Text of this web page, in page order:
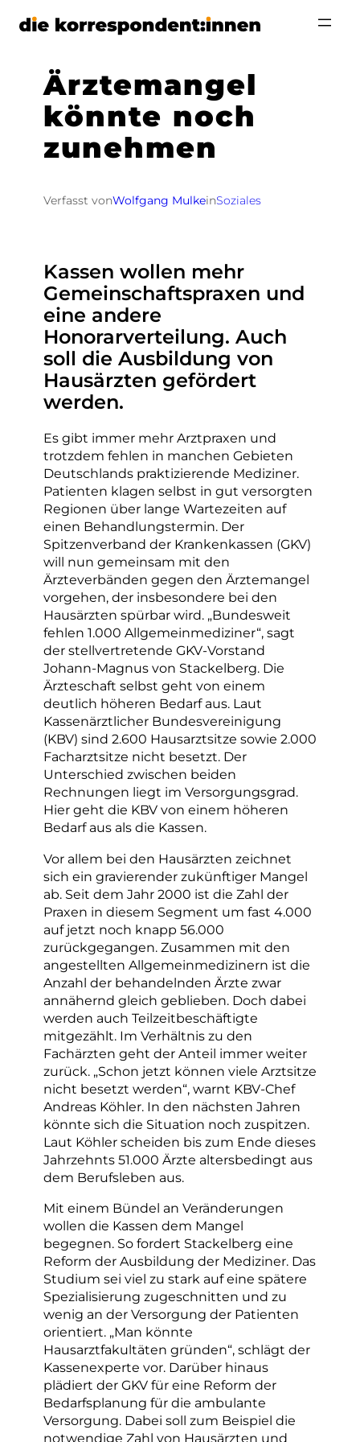
Zum
springenÄrztemangel
könnte noch
zunehmen
Verfasst vonWolfgang MulkeinSoziales
Kassen wollen mehr
Gemeinschaftspraxen und
eine andere
Honorarverteilung. Auch
soll die Ausbildung von
Hausärzten gefördert
werden.
Es gibt immer mehr Arztpraxen und
trotzdem fehlen in manchen Gebieten
Deutschlands praktizierende Mediziner.
Patienten klagen selbst in gut versorgten
Regionen über lange Wartezeiten auf
einen Behandlungstermin. Der
Spitzenverband der Krankenkassen (GKV)
will nun gemeinsam mit den
Ärzteverbänden gegen den Ärztemangel
vorgehen, der insbesondere bei den
Hausärzten spürbar wird. „Bundesweit
fehlen 1.000 Allgemeinmediziner“, sagt
der stellvertretende GKV-Vorstand
Johann-Magnus von Stackelberg. Die
Ärzteschaft selbst geht von einem
deutlich höheren Bedarf aus. Laut
Kassenärztlicher Bundesvereinigung
(KBV) sind 2.600 Hausarztsitze sowie 2.000
Facharztsitze nicht besetzt. Der
Unterschied zwischen beiden
Rechnungen liegt im Versorgungsgrad.
Hier geht die KBV von einem höheren
Bedarf aus als die Kassen.
Vor allem bei den Hausärzten zeichnet
sich ein gravierender zukünftiger Mangel
ab. Seit dem Jahr 2000 ist die Zahl der
Praxen in diesem Segment um fast 4.000
auf jetzt noch knapp 56.000
zurückgegangen. Zusammen mit den
angestellten Allgemeinmedizinern ist die
Anzahl der behandelnden Ärzte zwar
annähernd gleich geblieben. Doch dabei
werden auch Teilzeitbeschäftigte
mitgezählt. Im Verhältnis zu den
Fachärzten geht der Anteil immer weiter
zurück. „Schon jetzt können viele Arztsitze
nicht besetzt werden“, warnt KBV-Chef
Andreas Köhler. In den nächsten Jahren
könnte sich die Situation noch zuspitzen.
Laut Köhler scheiden bis zum Ende dieses
Jahrzehnts 51.000 Ärzte altersbedingt aus
dem Berufsleben aus.
Mit einem Bündel an Veränderungen
wollen die Kassen dem Mangel
begegnen. So fordert Stackelberg eine
Reform der Ausbildung der Mediziner. Das
Studium sei viel zu stark auf eine spätere
Spezialisierung zugeschnitten und zu
wenig an der Versorgung der Patienten
orientiert. „Man könnte
Hausarztfakultäten gründen“, schlägt der
Kassenexperte vor. Darüber hinaus
plädiert der GKV für eine Reform der
Bedarfsplanung für die ambulante
Versorgung. Dabei soll zum Beispiel die
notwendige Zahl von Hausärzten und